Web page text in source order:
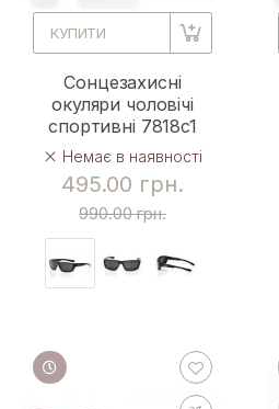
КУПИТИ
Сонцезахисні
окуляри чоловічі
спортивні 7818c1
Немає в наявності
495.00 грн.
990.00 грн.